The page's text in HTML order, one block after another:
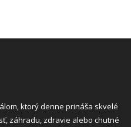
ktorý denne prináša skvelé
záhradu, zdravie alebo chutné